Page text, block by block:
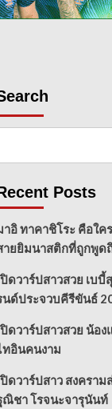
Posts
าอิ ทาคาชิโระ คือใค
ายยิมนาสติกที่ถูกพูด
ปิดวาร์ปสาวสวย เบ
นด์ประจวบคีรีขันธ์
ปิดวาร์ปสาวสวย น้อ
ทอินคนงาม
ปิดวาร์ปสาว สงครา
ณิชา โรจนะจารุนันท์